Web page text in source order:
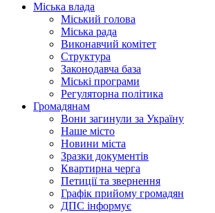
Міська влада
Міський голова
Міська рада
Виконавчий комітет
Структура
Законодавча база
Міські програми
Регуляторна політика
Громадянам
Вони загинули за Україну
Наше місто
Новини міста
Зразки документів
Квартирна черга
Петиції та звернення
Графік прийому громадян
ДПС інформує